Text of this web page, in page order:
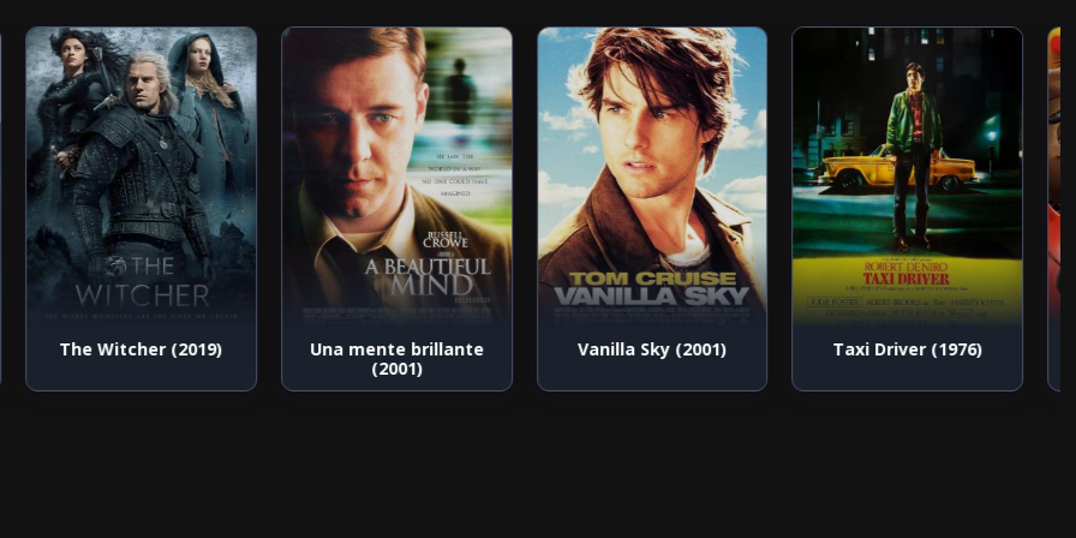
The Witcher (2019)
Una mente brillante
(2001)
Vanilla Sky (2001) Taxi Driver (1976)